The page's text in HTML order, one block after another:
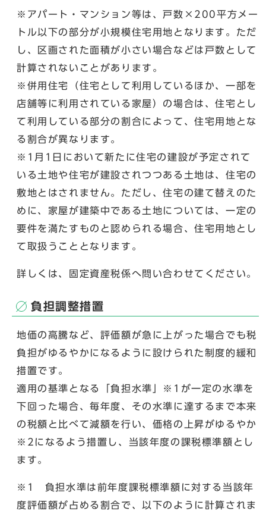
※アパート・マンション等は、戸数×200平方メー
トル以下の部分が小規模住宅用地となります。ただ
し、区画された面積が小さい場合などは戸数として
計算されないことがあります。
※併用住宅（住宅として利用しているほか、一部を
店舗等に利用されている家屋）の場合は、住宅とし
て利用している部分の割合によって、住宅用地とな
る割合が異なります。
※1月1日において新たに住宅の建設が予定されて
いる土地や住宅が建設されつつある土地は、住宅の
敷地とはされません。ただし、住宅の建て替えのた
めに、家屋が建築中である土地については、一定の
要件を満たすものと認められる場合、住宅用地とし
て取扱うこととなります。
詳しくは、固定資産税係へ問い合わせてください。
負担調整措置
地価の高騰など、評価額が急に上がった場合でも税
負担がゆるやかになるように設けられた制度的緩和
措置です。
適用の基準となる「負担水準」※1が一定の水準を
下回った場合、毎年度、その水準に達するまで本来
の税額と比べて減額を行い、価格の上昇がゆるやか
※2になるよう措置し、当該年度の課税標準額とし
ます。
※1 負担水準は前年度課税標準額に対する当該年
度評価額が占める割合で、以下のように計算されま